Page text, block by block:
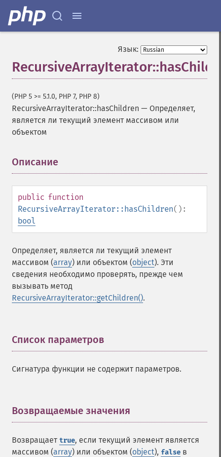
Язык:
(PHP 5 >= 5.1.0, PHP 7, PHP 8)
RecursiveArrayIterator::hasChildren — Определяет,
является ли текущий элемент массивом или
объектом
Описание
public function
RecursiveArrayIterator::hasChildren():
bool
Определяет, является ли текущий элемент
массивом (array) или объектом (object). Эти
сведения необходимо проверять, прежде чем
вызывать метод
RecursiveArrayIterator::getChildren().
Список параметров
Сигнатура функции не содержит параметров.
Возвращаемые значения
Возвращает true, если текущий элемент является
массивом (array) или объектом (object), false в